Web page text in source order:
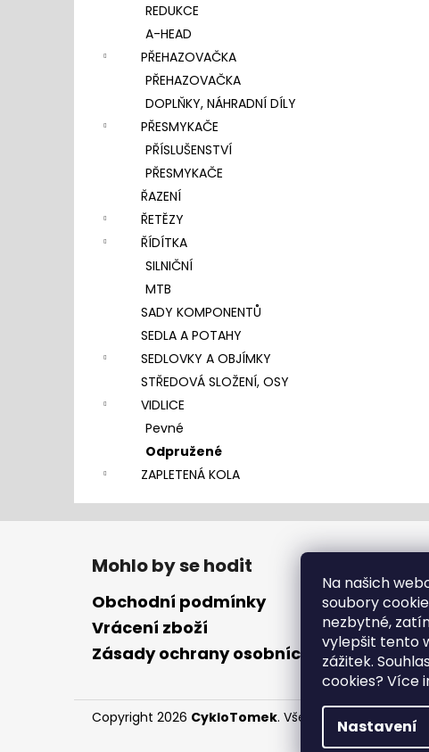
Na našich
soubory
nezbytné,
vylepšit tento
zážitek.
cookies? Více
Nastavení
REDUKCE
A-HEAD
PŘEHAZOVAČKA
PŘEHAZOVAČKA
DOPLŇKY, NÁHRADNÍ DÍLY
PŘESMYKAČE
PŘÍSLUŠENSTVÍ
PŘESMYKAČE
ŘAZENÍ
ŘETĚZY
ŘÍDÍTKA
SILNIČNÍ
MTB
SADY KOMPONENTŮ
SEDLA A POTAHY
SEDLOVKY A OBJÍMKY
STŘEDOVÁ SLOŽENÍ, OSY
VIDLICE
Pevné
Odpružené
ZAPLETENÁ KOLA
Z
Mohlo by se hodit
Obchodní podmínky
Vrácení zboží
Zásady ochrany osobních údajů
Copyright 2026 CykloTomek. Všechna práva